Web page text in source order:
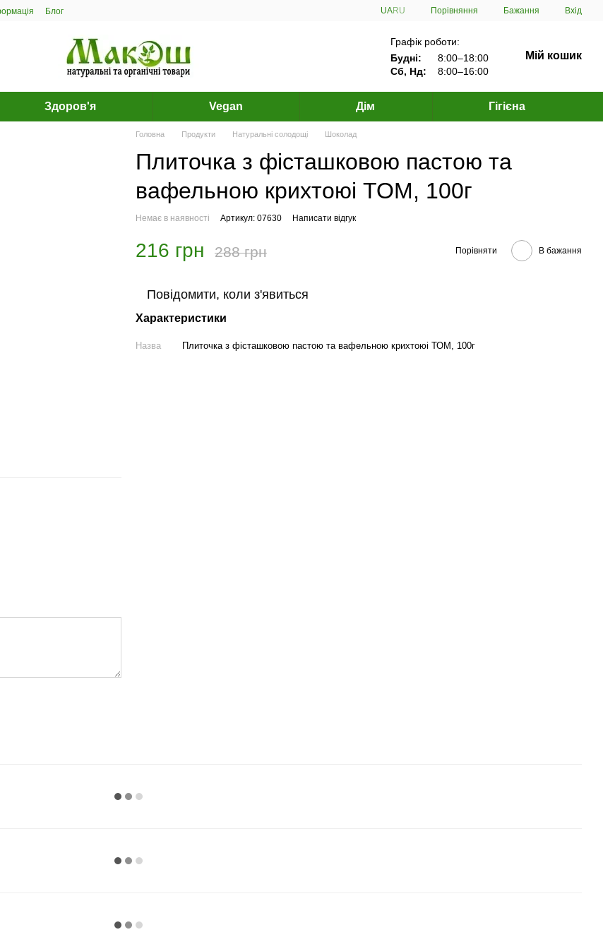
Блог UARU Порівняння Бажання Вхід
Графік роботи:
Будні:
8:00–18:00
Сб, Нд:
8:00–16:00
Мій кошик
Здоров'я Vegan Дім Гігієна
Головна Продукти Натуральні солодощі Шоколад
Плиточка з фісташковою пастою та
вафельною крихтоюі ТОМ, 100г
Немає в наявності Артикул: 07630 Написати відгук
216 грн 288 грн Порівняти В бажання
Повідомити, коли з'явиться
Характеристики
Назва Плиточка з фісташковою пастою та вафельною крихтоюі ТОМ, 100г